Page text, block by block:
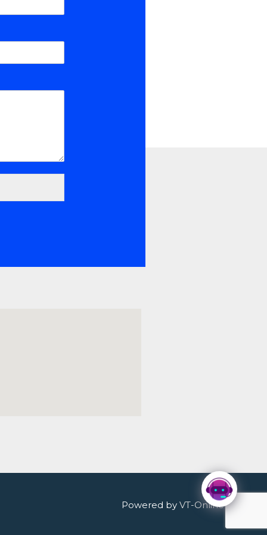
Powered by VT-Online